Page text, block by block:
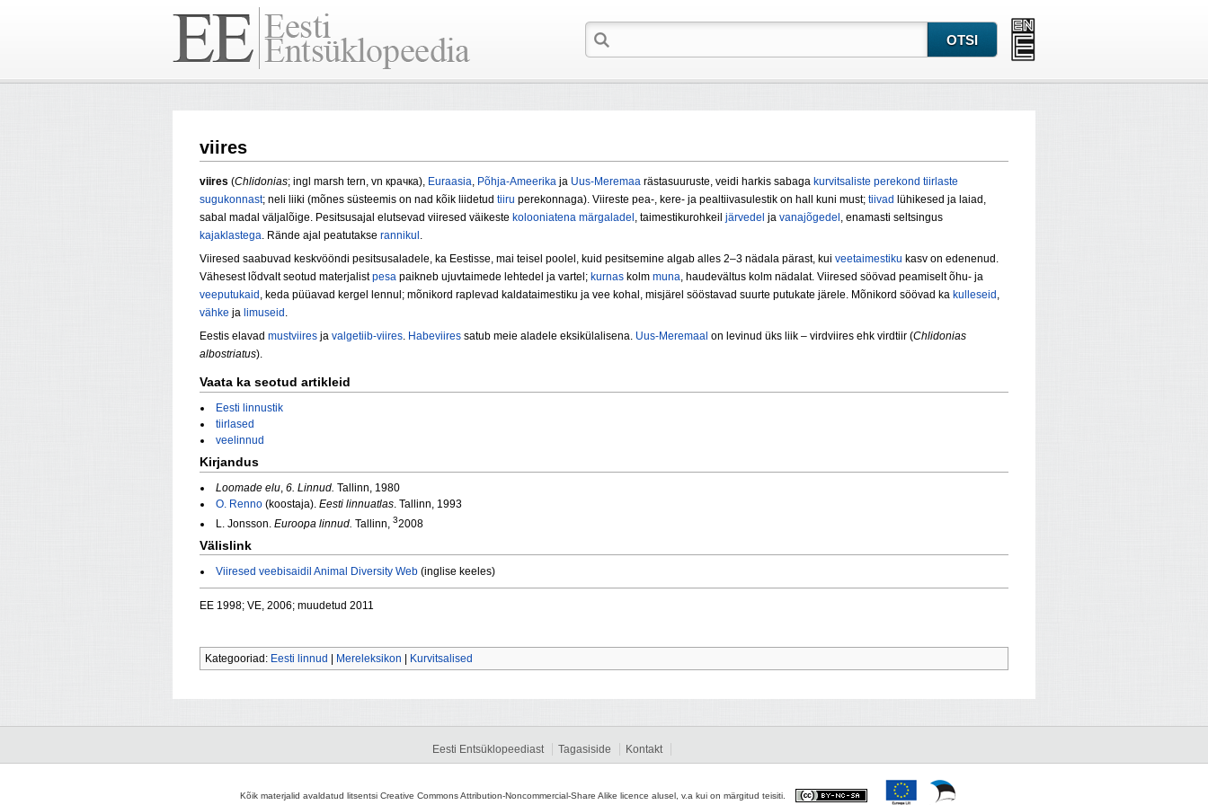
viires
viires (Chlidonias; ingl marsh tern, vn крачка), Euraasia, Põhja-Ameerika ja Uus-Meremaa rästasuuruste, veidi harkis sabaga kurvitsaliste perekond tiirlaste
sugukonnast; neli liiki (mõnes süsteemis on nad kõik liidetud tiiru perekonnaga). Viireste pea-, kere- ja pealtiivasulestik on hall kuni must; tiivad lühikesed ja laiad,
sabal madal väljalõige. Pesitsusajal elutsevad viiresed väikeste kolooniatena märgaladel , taimestikurohkeil järvedel ja vanajõgedel , enamasti seltsingus
kajaklastega. Rände ajal peatutakse rannikul .
Viiresed saabuvad keskvööndi pesitsusaladele, ka Eestisse, mai teisel poolel, kuid pesitsemine algab alles 2–3 nädala pärast, kui veetaimestiku kasv on edenenud.
Vähesest lõdvalt seotud materjalistpesa paikneb ujuvtaimede lehtedel ja vartel; kurnas kolm muna, haudevältus kolm nädalat. Viiresed söövad peamiselt õhu- ja
veeputukaid , keda püüavad kergel lennul; mõnikord raplevad kaldataimestiku ja vee kohal, misjärel sööstavad suurte putukate järele. Mõnikord söövad ka kulleseid ,
vähke ja limuseid .
Eestis elavad mustviires ja valgetiib-viires. Habeviires satub meie aladele eksikülalisena. Uus-Meremaal on levinud üks liik – virdviires ehk virdtiir (Chlidonias
albostriatus).
Vaata ka seotud artikleid
Eesti linnustik
tiirlased
veelinnud
Kirjandus
Loomade elu, 6. Linnud. Tallinn, 1980
O. Renno (koostaja). Eesti linnuatlas. Tallinn, 1993
L. Jonsson. Euroopa linnud. Tallinn, 32008
Välislink
Viiresed veebisaidil Animal Diversity Web (inglise keeles)
EE 1998; VE, 2006; muudetud 2011
Kategooriad: Eesti linnud | Mereleksikon | Kurvitsalised
Eesti Entsüklopeediast Tagasiside Kontakt
Kõik materjalid avaldatud litsentsi Creative Commons Attribution-Noncommercial-Share Alike licence alusel, v.a kui on märgitud teisiti.